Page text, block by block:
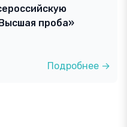
проба»
Подробнее →